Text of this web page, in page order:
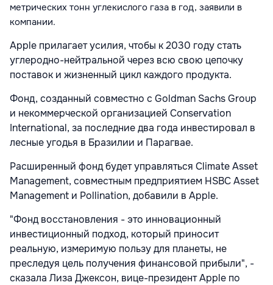
метрических тонн углекислого газа в год, заявили в
компании.
Apple прилагает усилия, чтобы к 2030 году стать
углеродно-нейтральной через всю свою цепочку
поставок и жизненный цикл каждого продукта.
Фонд, созданный совместно с Goldman Sachs Group
и некоммерческой организацией Conservation
International, за последние два года инвестировал в
лесные угодья в Бразилии и Парагвае.
Расширенный фонд будет управляться Climate Asset
Management, совместным предприятием HSBC Asset
Management и Pollination, добавили в Apple.
"Фонд восстановления - это инновационный
инвестиционный подход, который приносит
реальную, измеримую пользу для планеты, не
преследуя цель получения финансовой прибыли", -
сказала Лиза Джексон, вице-президент Apple по